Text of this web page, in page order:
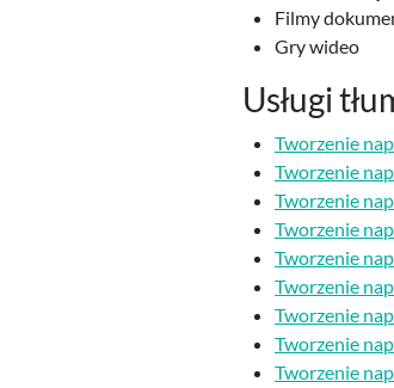
Filmy
Gry wideo
Usługi
Tworzenie
Tworzenie
Tworzenie
Tworzenie
Tworzenie
Tworzenie
Tworzenie
Tworzenie
Tworzenie